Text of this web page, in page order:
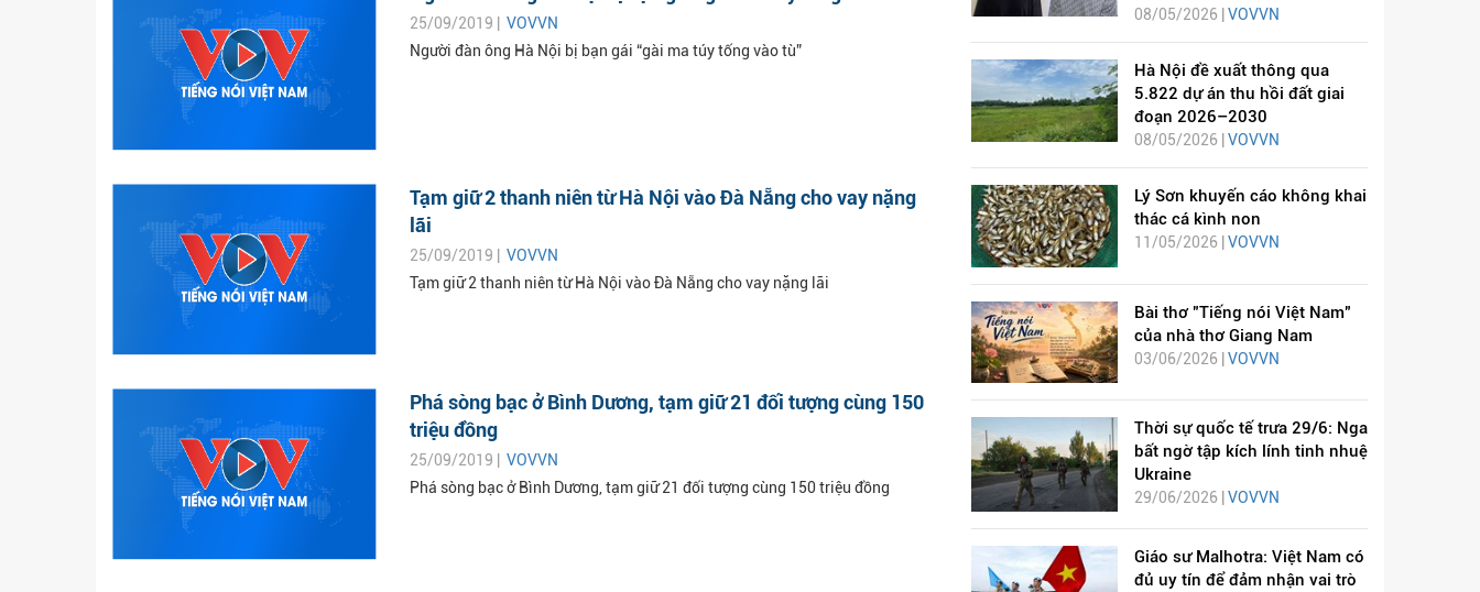
25/09/2019 | VOVVN
Người đàn ông Hà Nội bị bạn gái “gài ma túy tống vào tù”
Tạm giữ 2 thanh niên từ Hà Nội vào Đà Nẵng cho vay nặng
lãi
25/09/2019 | VOVVN
Tạm giữ 2 thanh niên từ Hà Nội vào Đà Nẵng cho vay nặng lãi
Phá sòng bạc ở Bình Dương, tạm giữ 21 đối tượng cùng 150
triệu đồng
25/09/2019 | VOVVN
Phá sòng bạc ở Bình Dương, tạm giữ 21 đối tượng cùng 150 triệu đồng
08/05/2026 | VOVVN
Hà Nội đề xuất thông qua
5.822 dự án thu hồi đất giai
đoạn 2026–2030
08/05/2026 | VOVVN
Lý Sơn khuyến cáo không khai
thác cá kình non
11/05/2026 | VOVVN
Bài thơ "Tiếng nói Việt Nam"
của nhà thơ Giang Nam
03/06/2026 | VOVVN
Thời sự quốc tế trưa 29/6: Nga
bất ngờ tập kích lính tinh nhuệ
Ukraine
29/06/2026 | VOVVN
Giáo sư Malhotra: Việt Nam có
đủ uy tín để đảm nhận vai trò